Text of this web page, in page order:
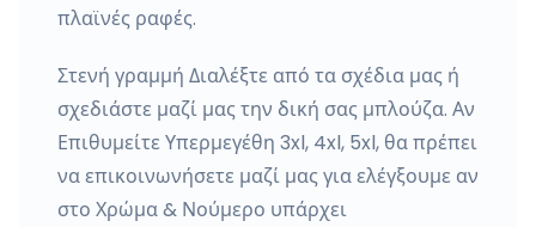
πλαϊνές ραφές.
Στενή γραμμή Διαλέξτε από τα σχέδια μας ή
σχεδιάστε μαζί μας την δική σας μπλούζα. Αν
Επιθυμείτε Υπερμεγέθη 3xl, 4xl, 5xl, θα πρέπει
να επικοινωνήσετε μαζί μας για ελέγξουμε αν
στο Χρώμα & Νούμερο υπάρχει